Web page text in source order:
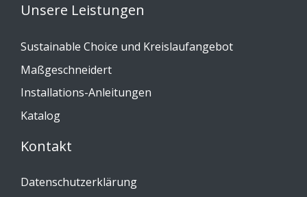
Unsere Leistungen
Sustainable Choice und Kreislaufangebot
Maßgeschneidert
Installations-Anleitungen
Katalog
Kontakt
Datenschutzerklärung